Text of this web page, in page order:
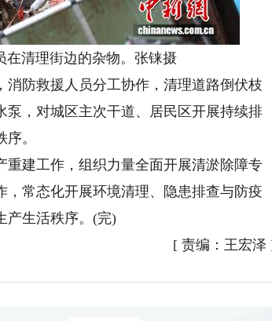
清理街边的杂物。张铼摄
防救援人员分工协作，清理道路倒伏枝
，对城区主次干道、居民区开展持续排
。
建工作，组织力量全面开展清淤除障专
常态化开展环境清理、隐患排查与防疫
产生活秩序。(完)
[ 责编：王宏泽